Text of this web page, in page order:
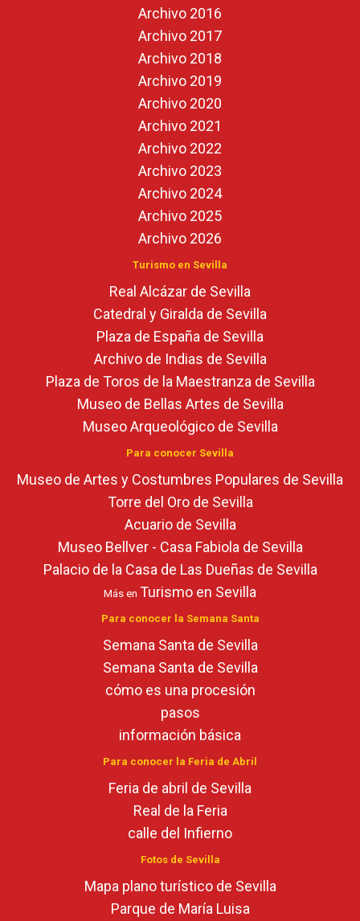
Archivo 2016
Archivo 2017
Archivo 2018
Archivo 2019
Archivo 2020
Archivo 2021
Archivo 2022
Archivo 2023
Archivo 2024
Archivo 2025
Archivo 2026
Turismo en Sevilla
Real Alcázar de Sevilla
Catedral y Giralda de Sevilla
Plaza de España de Sevilla
Archivo de Indias de Sevilla
Plaza de Toros de la Maestranza de Sevilla
Museo de Bellas Artes de Sevilla
Museo Arqueológico de Sevilla
Para conocer Sevilla
Museo de Artes y Costumbres Populares de Sevilla
Torre del Oro de Sevilla
Acuario de Sevilla
Museo Bellver - Casa Fabiola de Sevilla
Palacio de la Casa de Las Dueñas de Sevilla
Más en Turismo en Sevilla
Para conocer la Semana Santa
Semana Santa de Sevilla
Semana Santa de Sevilla
cómo es una procesión
pasos
información básica
Para conocer la Feria de Abril
Feria de abril de Sevilla
Real de la Feria
calle del Infierno
Fotos de Sevilla
Mapa plano turístico de Sevilla
Parque de María Luisa